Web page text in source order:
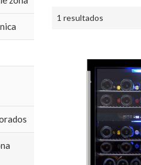
1 resultados